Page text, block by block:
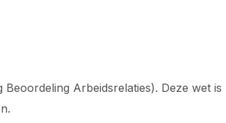
Arbeidsrelaties). Deze wet is